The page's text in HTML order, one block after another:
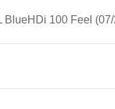
BlueHDi 100 Feel